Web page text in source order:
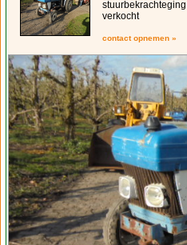
stuurbekrachteging
verkocht
contact opnemen »